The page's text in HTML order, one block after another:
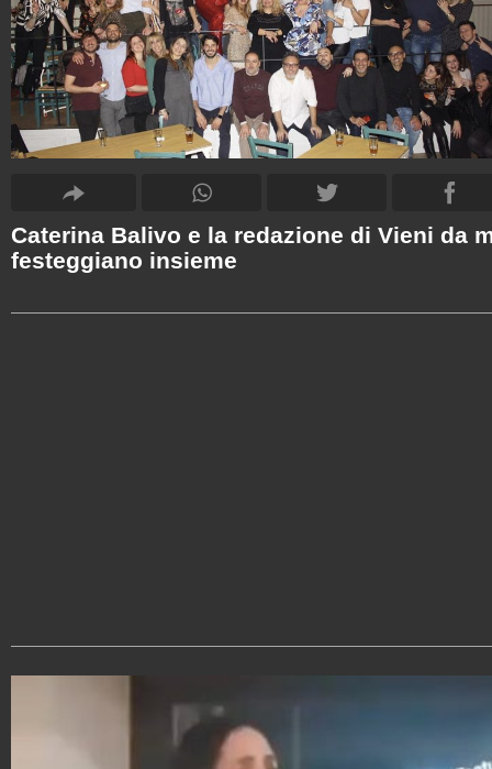
Caterina Balivo e la redazione di Vieni da
festeggiano insieme